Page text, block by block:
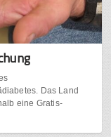
Das Land
eine Gratis-